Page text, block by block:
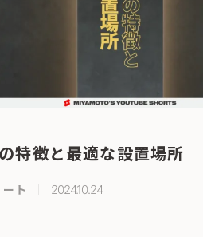
特徴と最適な設置場所
ト 2024.10.24